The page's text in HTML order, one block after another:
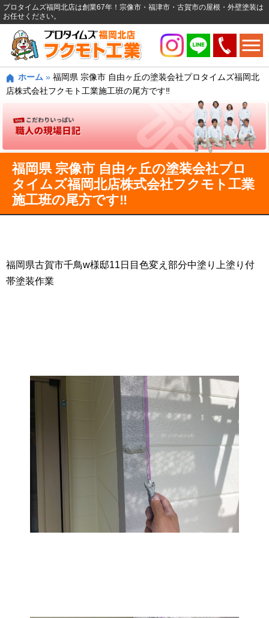
プロタイムズ福岡北店は創業67年！宗像市・福津市・古賀市の屋根・外壁塗装は
お任せください。
ホーム » 福岡県 宗像市 自由ヶ丘の塗装会社プロタイムズ福岡北
店株式会社フクモト工業施工班の尾方です‼️
福岡県 宗像市 自由ヶ丘の塗装会社プロ
タイムズ福岡北店株式会社フクモト工業
施工班の尾方です‼️
福岡県古賀市千鳥w様邸11日目色変え部分中塗り上塗り付
帯塗装作業